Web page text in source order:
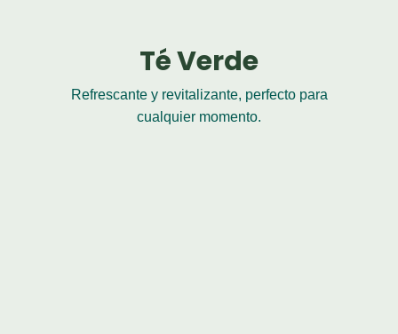
Té Verde
Refrescante y revitalizante, perfecto para
cualquier momento.